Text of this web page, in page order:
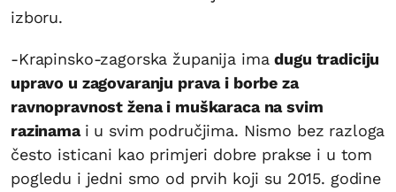
izboru.
-Krapinsko-zagorska županija imadugu tradiciju
upravo u zagovaranju prava i borbe za
ravnopravnost žena i muškaraca na svim
razinama i u svim područjima. Nismo bez razloga
često isticani kao primjeri dobre prakse i u tom
pogledu i jedni smo od prvih koji su 2015. godine